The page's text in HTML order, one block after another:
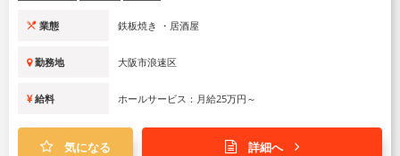
業態 鉄板焼き ・居酒屋
勤務地 大阪市浪速区
給料 ホールサービス：月給25万円～
気になる 詳細へ